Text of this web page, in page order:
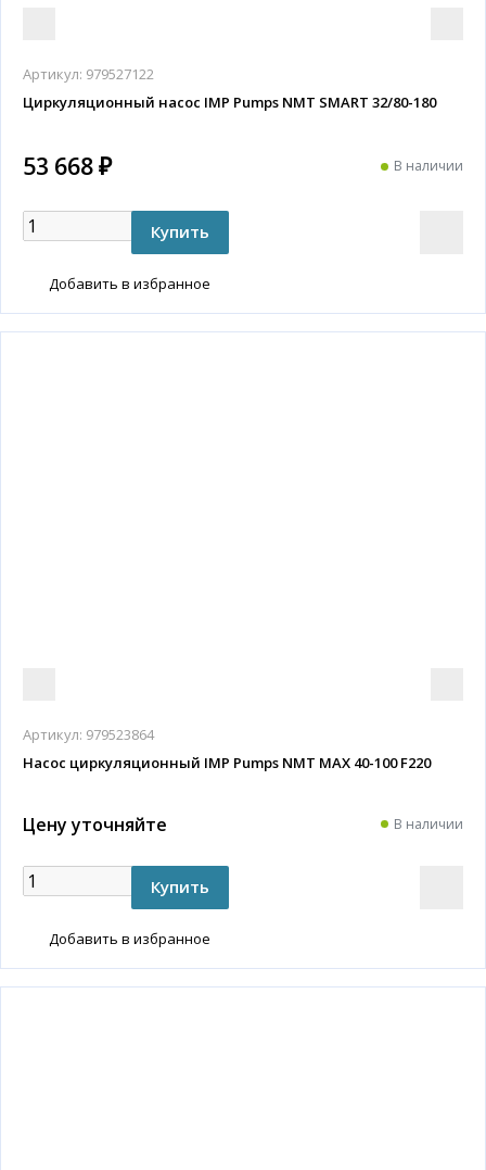
Артикул: 979527122
Циркуляционный насос IMP Pumps NMT SMART 32/80-180
53 668 ₽ В наличии
Добавить в избранное
Артикул: 979523864
Насос циркуляционный IMP Pumps NMT MAX 40-100 F220
Цену уточняйте В наличии
Добавить в избранное